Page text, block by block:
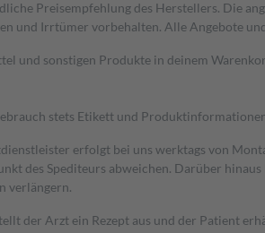
Preisempfehlung des Herstellers. Die
und Irrtümer vorbehalten. Alle Angebote
und sonstigen Produkte in deinem
stets Etikett und
erfolgt bei uns werktags von
des Spediteurs abweichen. Darüber
verlängern.
der Arzt ein Rezept aus und der Patient